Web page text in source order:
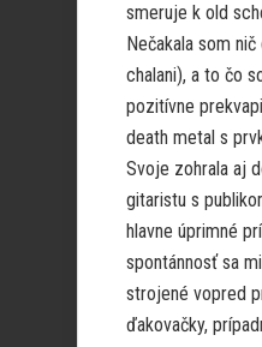
smeruje k old
Nečakala som
chalani), a to čo
pozitívne
death metal s
Svoje zohrala aj
gitaristu s
hlavne úprimné
spontánnosť sa
strojené vopred
ďakovačky,